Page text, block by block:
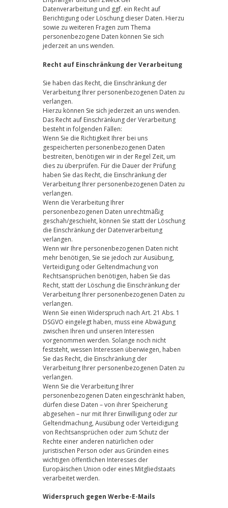
Datenverarbeitung und ggf. ein Recht auf
Berichtigung oder Löschung dieser Daten. Hierzu
sowie zu weiteren Fragen zum Thema
personenbezogene Daten können Sie sich
jederzeit an uns wenden.
Recht auf Einschränkung der Verarbeitung
Sie haben das Recht, die Einschränkung der
Verarbeitung Ihrer personenbezogenen Daten zu
verlangen.
Hierzu können Sie sich jederzeit an uns wenden.
Das Recht auf Einschränkung der Verarbeitung
besteht in folgenden Fällen:
Wenn Sie die Richtigkeit Ihrer bei uns
gespeicherten personenbezogenen Daten
bestreiten, benötigen wir in der Regel Zeit, um
dies zu überprüfen. Für die Dauer der Prüfung
haben Sie das Recht, die Einschränkung der
Verarbeitung Ihrer personenbezogenen Daten zu
verlangen.
Wenn die Verarbeitung Ihrer
personenbezogenen Daten unrechtmäßig
geschah/geschieht, können Sie statt der Löschung
die Einschränkung der Datenverarbeitung
verlangen.
Wenn wir Ihre personenbezogenen Daten nicht
mehr benötigen, Sie sie jedoch zur Ausübung,
Verteidigung oder Geltendmachung von
Rechtsansprüchen benötigen, haben Sie das
Recht, statt der Löschung die Einschränkung der
Verarbeitung Ihrer personenbezogenen Daten zu
verlangen.
Wenn Sie einen Widerspruch nach Art. 21 Abs. 1
DSGVO eingelegt haben, muss eine Abwägung
zwischen Ihren und unseren Interessen
vorgenommen werden. Solange noch nicht
feststeht, wessen Interessen überwiegen, haben
Sie das Recht, die Einschränkung der
Verarbeitung Ihrer personenbezogenen Daten zu
verlangen.
Wenn Sie die Verarbeitung Ihrer
personenbezogenen Daten eingeschränkt haben,
dürfen diese Daten – von ihrer Speicherung
abgesehen – nur mit Ihrer Einwilligung oder zur
Geltendmachung, Ausübung oder Verteidigung
von Rechtsansprüchen oder zum Schutz der
Rechte einer anderen natürlichen oder
juristischen Person oder aus Gründen eines
wichtigen öffentlichen Interesses der
Europäischen Union oder eines Mitgliedstaats
verarbeitet werden.
Widerspruch gegen Werbe-E-Mails